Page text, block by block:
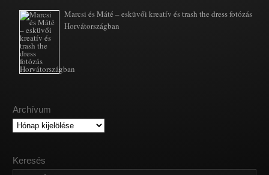
Marcsi és Máté – esküvői kreatív és trash the dress fotózás
Horvátországban
Archívum
Archívum
Keresés